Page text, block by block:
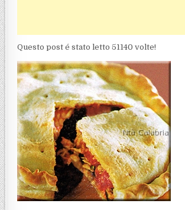
Questo post é stato letto 51140 volte!